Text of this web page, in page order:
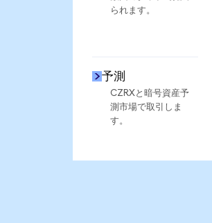
られます。
予測
CZRXと暗号資産予
測市場で取引しま
す。